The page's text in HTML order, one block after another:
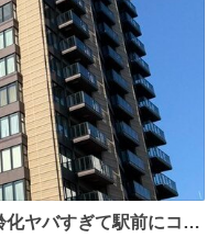
ヤバすぎて駅前にコン